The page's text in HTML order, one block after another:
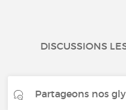
DISCUSSIONS
Partageons nos